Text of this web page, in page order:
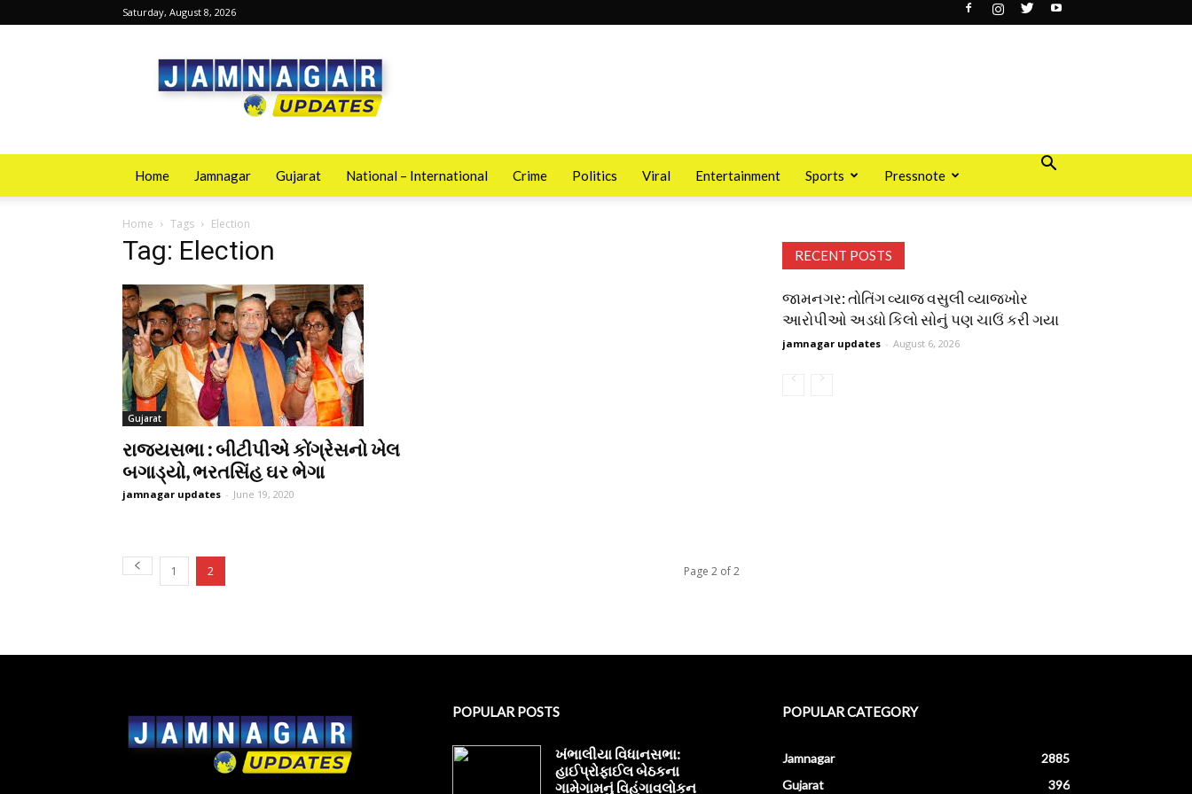
Saturday, August 8, 2026
Jamnagarupdates
Home Jamnagar Gujarat National – International Crime Politics Viral Entertainment Sports Pressnote
Home Tags Election
Tag: Election
Gujarat
રાજ્યસભા : બીટીપીએ કોંગ્રેસનો ખેલ
બગાડ્યો, ભરતસિંહ ઘર ભેગા
jamnagar updates - June 19, 2020
1 2 Page 2 of 2
RECENT POSTS
જામનગર: તોતિંગ વ્યાજ વસુલી વ્યાજખોર
આરોપીઓ અડધો કિલો સોનું પણ ચાઉં કરી ગયા
jamnagar updates - August 6, 2026
POPULAR POSTS
ખંભાલીયા વિધાનસભા:
હાઈપ્રોફાઈલ બેઠકના
ગામેગામનું વિહંગાવલોકન
POPULAR CATEGORY
Jamnagar
2885
Gujarat
396